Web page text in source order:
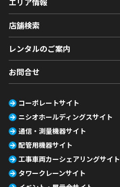
店舗検索
レンタルのご案内
お問合せ
コーポレートサイト
ニシオホールディングスサイト
通信・測量機器サイト
配管用機器サイト
工事車両カーシェアリングサイト
タワークレーンサイト